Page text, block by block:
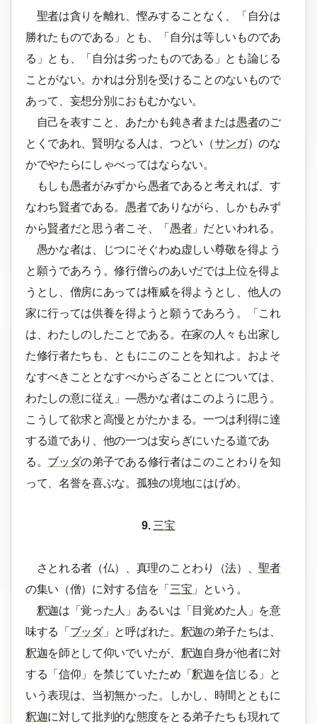
聖者は貪りを離れ、慳みすることなく、「自分は
勝れたものである」とも、「自分は等しいものであ
る」とも、「自分は劣ったものである」とも論じる
ことがない。かれは分別を受けることのないもので
あって、妄想分別におもむかない。
自己を表すこと、あたかも鈍き者または愚者のご
とくであれ、賢明なる人は、つどい（サンガ）のな
かでやたらにしゃべってはならない。
もしも愚者がみずから愚者であると考えれば、す
なわち賢者である。 愚者でありながら、しかもみず
から賢者だと思う者こそ、「 愚者」だといわれる。
愚かな者は、じつにそぐわぬ虚しい尊敬を得よう
と願うであろう。修行僧らのあいだでは上位を得よ
うとし、僧房にあっては権威を得ようとし、他人の
家に行っては供養を得ようと願うであろう。「これ
は、わたしのしたことである。在家の人々も出家し
た修行者たちも、ともにこのことを知れよ。およそ
なすべきこととなすべからざることとについては、
わたしの意に従え」―愚かな者はこのように思う。
こうして欲求と高慢とがたかまる。一つは利得に達
する道であり、他の一つは安らぎにいたる道であ
る。 ブッダの弟子である修行者はこのことわりを知
って、名誉を喜ぶな。孤独の境地にはげめ。
9. 三宝
さとれる者（仏）、真理のことわり（法）、聖者
の集い（僧）に対する信を「 三宝 」という。
釈迦は「覚った人」あるいは「目覚めた人」を意
味する「 ブッダ」と呼ばれた。 釈迦の弟子たちは、
釈迦を師として仰いでいたが、 釈迦自身が他者に対
する「信仰」を禁じていたため「 釈迦を信じる」と
いう表現は、当初無かった。しかし、時間とともに
釈迦に対して批判的な態度をとる弟子たちも現れて